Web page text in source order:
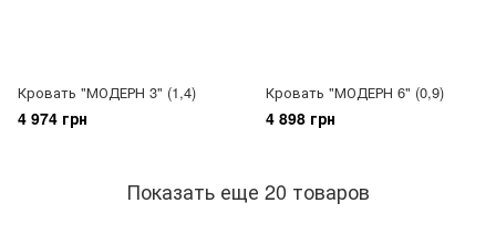
Кровать "МОДЕРН 3" (1,4)
4 974 грн
Кровать "МОДЕРН 6" (0,9)
4 898 грн
Показать еще 20 товаров